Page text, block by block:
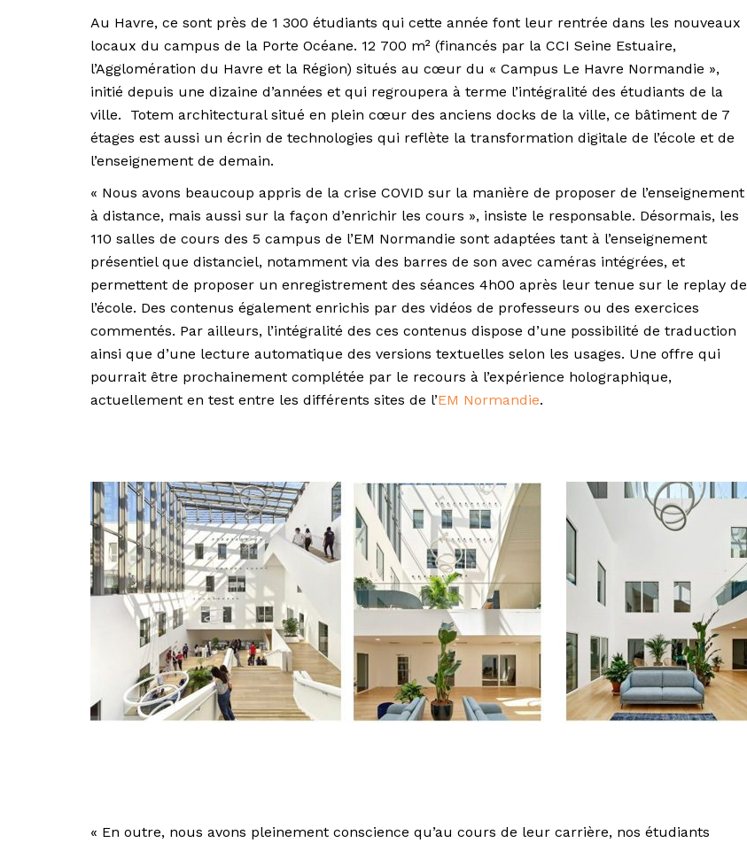
Au Havre, ce sont près de 1 300 étudiants qui cette année font leur rentrée dans les nouveaux
locaux du campus de la Porte Océane. 12 700 m² (financés par la CCI Seine Estuaire,
l’Agglomération du Havre et la Région) situés au cœur du « Campus Le Havre Normandie »,
initié depuis une dizaine d’années et qui regroupera à terme l’intégralité des étudiants de la
ville. Totem architectural situé en plein cœur des anciens docks de la ville, ce bâtiment de 7
étages est aussi un écrin de technologies qui reflète la transformation digitale de l’école et de
l’enseignement de demain.
« Nous avons beaucoup appris de la crise COVID sur la manière de proposer de l’enseignement
à distance, mais aussi sur la façon d’enrichir les cours », insiste le responsable. Désormais, les
110 salles de cours des 5 campus de l’EM Normandie sont adaptées tant à l’enseignement
présentiel que distanciel, notamment via des barres de son avec caméras intégrées, et
permettent de proposer un enregistrement des séances 4h00 après leur tenue sur le replay de
l’école. Des contenus également enrichis par des vidéos de professeurs ou des exercices
commentés. Par ailleurs, l’intégralité des ces contenus dispose d’une possibilité de traduction
ainsi que d’une lecture automatique des versions textuelles selon les usages. Une offre qui
pourrait être prochainement complétée par le recours à l’expérience holographique,
actuellement en test entre les différents sites de l’EM Normandie.
« En outre, nous avons pleinement conscience qu’au cours de leur carrière, nos étudiants